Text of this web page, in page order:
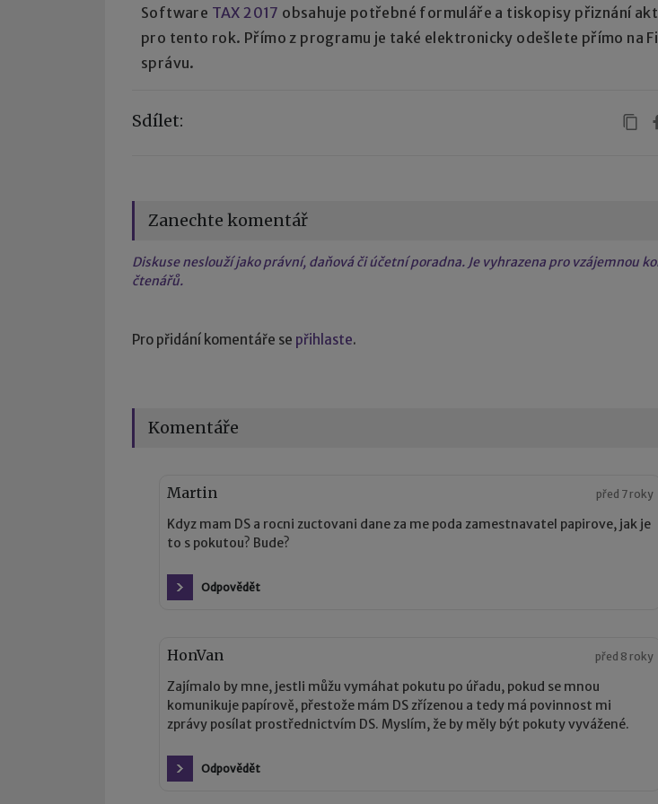
Software TAX 2017 obsahuje potřebné formuláře a tiskopisy přiznání
pro tento rok. Přímo z programu je také elektronicky odešlete přímo na
správu.
Sdílet:
Zanechte komentář
Diskuse neslouží jako právní, daňová či účetní poradna. Je vyhrazena pro vzájemnou
čtenářů.
Pro přidání komentáře se přihlaste.
Komentáře
Martin před 7 roky
Kdyz mam DS a rocni zuctovani dane za me poda zamestnavatel papirove, jak je
to s pokutou? Bude?
Odpovědět
HonVan před 8 roky
Zajímalo by mne, jestli můžu vymáhat pokutu po úřadu, pokud se mnou
komunikuje papírově, přestože mám DS zřízenou a tedy má povinnost mi
zprávy posílat prostřednictvím DS. Myslím, že by měly být pokuty vyvážené.
Odpovědět